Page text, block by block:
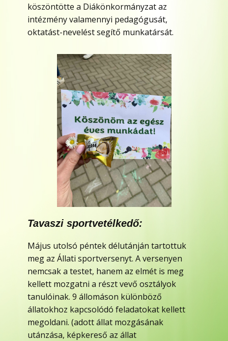
köszöntötte a Diákönkormányzat az
intézmény valamennyi pedagógusát,
oktatást-nevelést segítő munkatársát.
Tavaszi sportvetélkedő:
Május utolsó péntek délutánján tartottuk
meg az Állati sportversenyt. A versenyen
nemcsak a testet, hanem az elmét is meg
kellett mozgatni a részt vevő osztályok
tanulóinak. 9 állomáson különböző
állatokhoz kapcsolódó feladatokat kellett
megoldani. (adott állat mozgásának
utánzása, képkereső az állat